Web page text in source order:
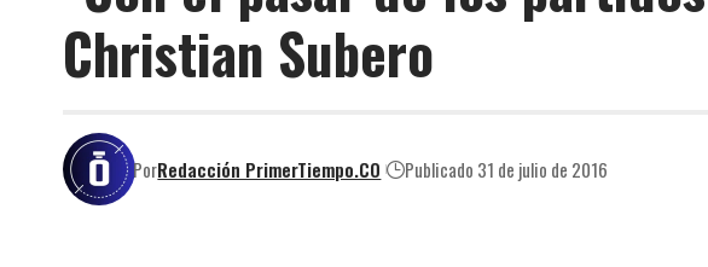
Christian Subero
PorRedacción PrimerTiempo.CO Publicado 31 de julio de 2016